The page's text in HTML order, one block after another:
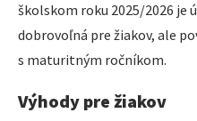
školskom roku 2025/2026
dobrovoľná pre žiakov, ale
s maturitným ročníkom.
Výhody pre žiakov